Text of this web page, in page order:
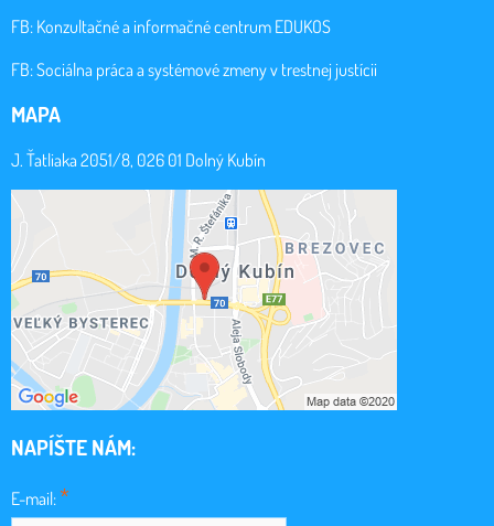
FB: Konzultačné a informačné centrum EDUKOS
FB:Sociálna práca a systémové zmeny v trestnej justícii
MAPA
J. Ťatliaka 2051/8, 026 01 Dolný Kubín
NAPÍŠTE NÁM:
E-mail:*